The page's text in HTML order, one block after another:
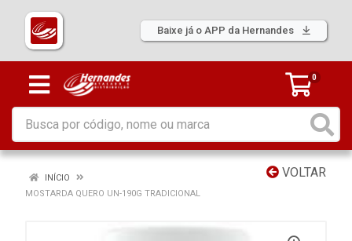
Baixe já o APP da Hernandes
0
VOLTAR
INÍCIO
MOSTARDA QUERO UN-190G TRADICIONAL